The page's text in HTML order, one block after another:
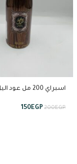
اسبراي 200 مل
200EGP
150EGP